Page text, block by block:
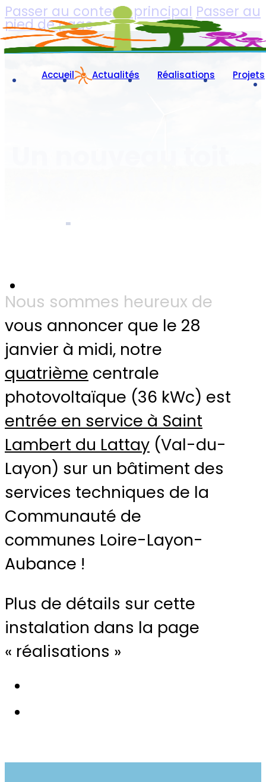
Passer au contenu principal Passer au
pied de page
Accueil Actualités Réalisations Projets
Nous sommes heureux de
vous annoncer que le 28
janvier à midi, notre
quatrième centrale
photovoltaïque (36 kWc) est
entrée en service à Saint
Lambert du Lattay (Val-du-
Layon) sur un bâtiment des
services techniques de la
Communauté de
communes Loire-Layon-
Aubance !
Plus de détails sur cette
instalation dans la page
« réalisations »